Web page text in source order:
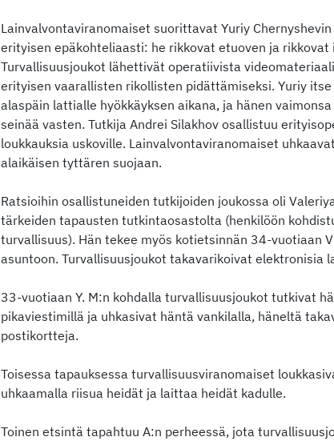
Lainvalvontaviranomaiset suorittavat Yuriy
erityisen epäkohteliaasti: he rikkovat etuoven ja rikkovat
Turvallisuusjoukot lähettivät operatiivista
erityisen vaarallisten rikollisten pidättämiseksi. Yuriy
alaspäin lattialle hyökkäyksen aikana, ja hänen
seinää vasten. Tutkija Andrei Silakhov osallistuu
loukkauksia uskoville. Lainvalvontaviranomaiset
alaikäisen tyttären suojaan.
Ratsioihin osallistuneiden tutkijoiden joukossa oli
tärkeiden tapausten tutkintaosastolta (henkilöön
turvallisuus). Hän tekee myös kotietsinnän 34-vuotiaan
asuntoon. Turvallisuusjoukot takavarikoivat elektronisia
33-vuotiaan Y. M:n kohdalla turvallisuusjoukot tutkivat
pikaviestimillä ja uhkasivat häntä vankilalla, häneltä
postikortteja.
Toisessa tapauksessa turvallisuusviranomaiset
uhkaamalla riisua heidät ja laittaa heidät kadulle.
Toinen etsintä tapahtuu A:n perheessä, jota